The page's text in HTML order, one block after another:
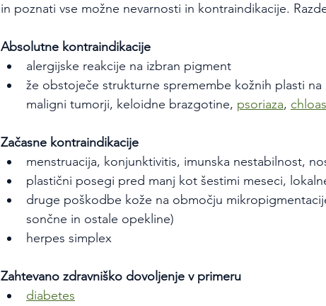
in poznati vse možne nevarnosti in kontraindikacije.
Absolutne kontraindikacije
alergijske reakcije na izbran pigment
že obstoječe strukturne spremembe kožnih plasti
maligni tumorji, keloidne brazgotine, psoriaza,
Začasne kontraindikacije
menstruacija, konjunktivitis, imunska nestabilnost,
plastični posegi pred manj kot šestimi meseci,
druge poškodbe kože na območju
sončne in ostale opekline)
herpes simplex
Zahtevano zdravniško dovoljenje v primeru
diabetes